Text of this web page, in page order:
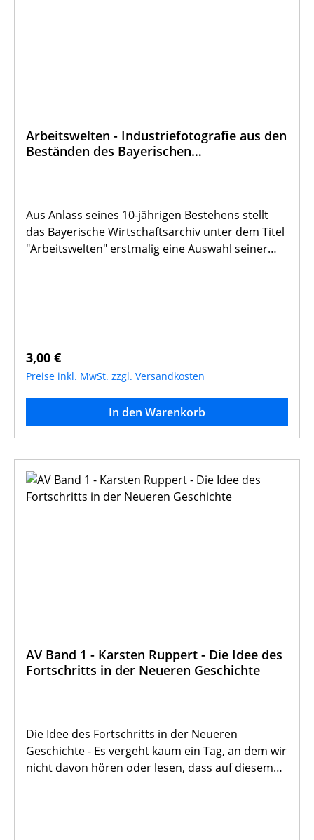
Arbeitswelten - Industriefotografie aus den
Beständen des Bayerischen
Aus Anlass seines 10-jährigen Bestehens stellt
das Bayerische Wirtschaftsarchiv unter dem Titel
"Arbeitswelten" erstmalig eine Auswahl seiner
Regulärer Preis:
3,00 €
Preise inkl. MwSt. zzgl. Versandkosten
In den Warenkorb
AV Band 1 - Karsten Ruppert - Die Idee des
Fortschritts in der Neueren Geschichte
Die Idee des Fortschritts in der Neueren
Geschichte - Es vergeht kaum ein Tag, an dem wir
nicht davon hören oder lesen, dass auf diesem